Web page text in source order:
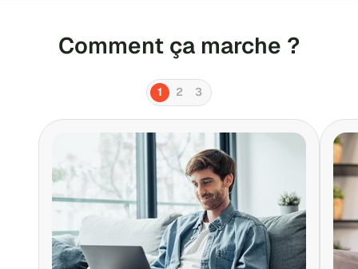
Comment ça marche ?
1 2 3